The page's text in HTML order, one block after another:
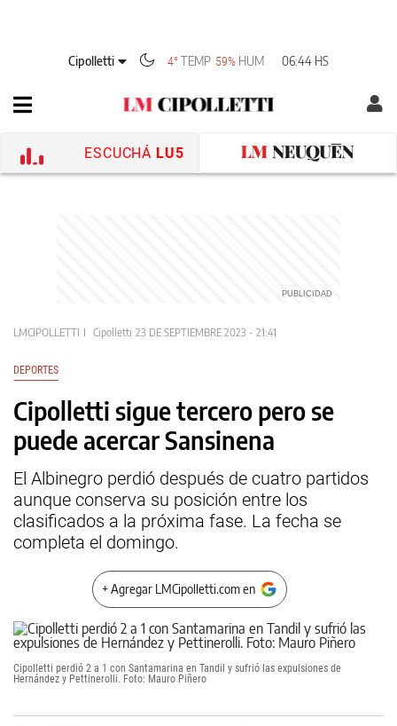
Cipolletti 4° TEMP 59% HUM 06:44 HS
ESCUCHÁ LU5
LMCIPOLLETTI Cipolletti 23 DE SEPTIEMBRE 2023 - 21:41
DEPORTES
Cipolletti sigue tercero pero se
puede acercar Sansinena
El Albinegro perdió después de cuatro partidos
aunque conserva su posición entre los
clasificados a la próxima fase. La fecha se
completa el domingo.
+ Agregar LMCipolletti.com en
Cipolletti perdió 2 a 1 con Santamarina en Tandil y sufrió las expulsiones de
Hernández y Pettinerolli. Foto: Mauro Piñero